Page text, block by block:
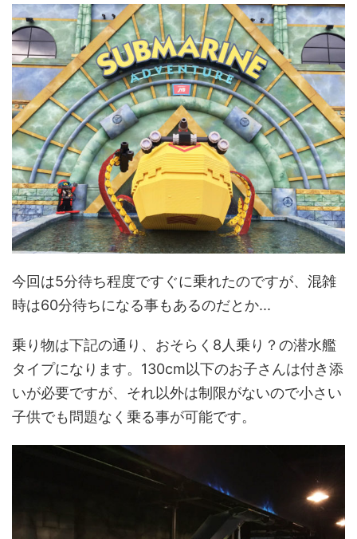
今回は5分待ち程度ですぐに乗れたのですが、混雑
時は60分待ちになる事もあるのだとか...
乗り物は下記の通り、おそらく8人乗り？の潜水艦
タイプになります。130cm以下のお子さんは付き添
いが必要ですが、それ以外は制限がないので小さい
子供でも問題なく乗る事が可能です。